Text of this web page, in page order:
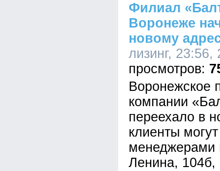
Филиал
Воронеже
новому
лизинг, 23:56,
Воронежское
компании
переехало в
клиенты
менеджерами
Ленина,